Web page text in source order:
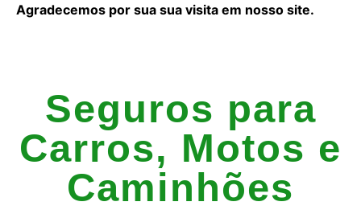
Agradecemos por sua sua visita em nosso site.
Seguros para
Carros, Motos e
Caminhões